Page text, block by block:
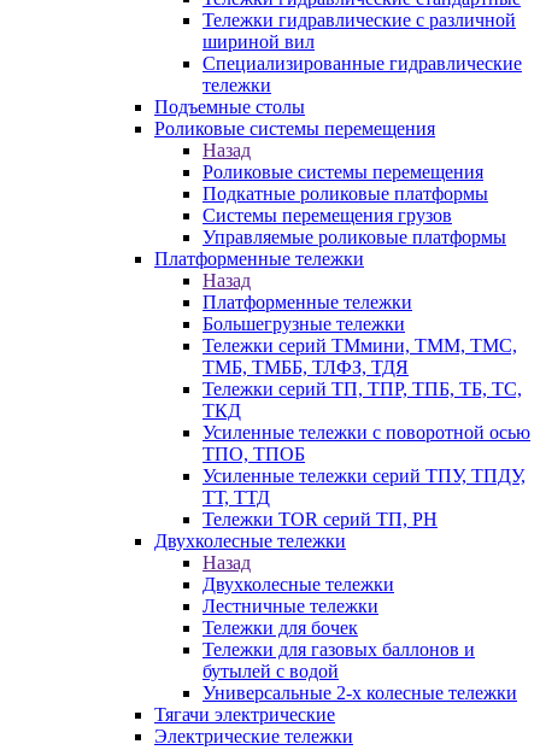
Тележки гидравлические с различной
шириной вил
Специализированные гидравлические
тележки
Подъемные столы
Роликовые системы перемещения
Назад
Роликовые системы перемещения
Подкатные роликовые платформы
Системы перемещения грузов
Управляемые роликовые платформы
Платформенные тележки
Назад
Платформенные тележки
Большегрузные тележки
Тележки серий ТМмини, ТММ, ТМС,
ТМБ, ТМББ, ТЛФЗ, ТДЯ
Тележки серий ТП, ТПР, ТПБ, ТБ, ТС,
ТКД
Усиленные тележки с поворотной осью
ТПО, ТПОБ
Усиленные тележки серий ТПУ, ТПДУ,
ТТ, ТТД
Тележки TOR серий ТП, PH
Двухколесные тележки
Назад
Двухколесные тележки
Лестничные тележки
Тележки для бочек
Тележки для газовых баллонов и
бутылей с водой
Универсальные 2-х колесные тележки
Тягачи электрические
Электрические тележки